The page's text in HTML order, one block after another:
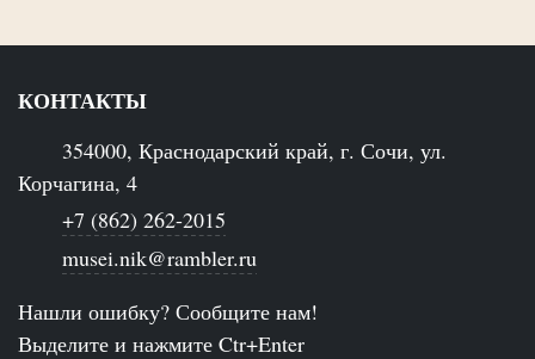
КОНТАКТЫ
354000, Краснодарский край, г. Сочи, ул.
Корчагина, 4
+7 (862) 262-2015
musei.nik@rambler.ru
Нашли ошибку? Сообщите нам!
Выделите и нажмите Ctr+Enter